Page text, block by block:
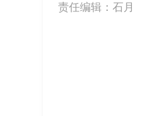
责任编辑： 石月